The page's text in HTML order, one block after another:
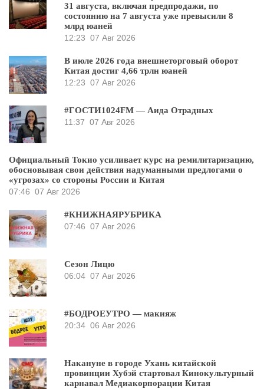
31 августа, включая предпродажи, по
состоянию на 7 августа уже превысили 8
млрд юаней
12:23 07 Авг 2026
В июле 2026 года внешнеторговый оборот
Китая достиг 4,66 трлн юаней
12:23 07 Авг 2026
#ГОСТИ1024FM — Аида Отрадных
11:37 07 Авг 2026
Официальный Токио усиливает курс на ремилитаризацию,
обосновывая свои действия надуманными предлогами о
«угрозах» со стороны России и Китая
07:46 07 Авг 2026
#КНИЖНАЯРУБРИКА
07:46 07 Авг 2026
Сезон Лицю
06:04 07 Авг 2026
#БОДРОЕУТРО — макияж
20:34 06 Авг 2026
Накануне в городе Ухань китайской
провинции Хубэй стартовал Кинокультурный
карнавал Медиакорпорации Китая